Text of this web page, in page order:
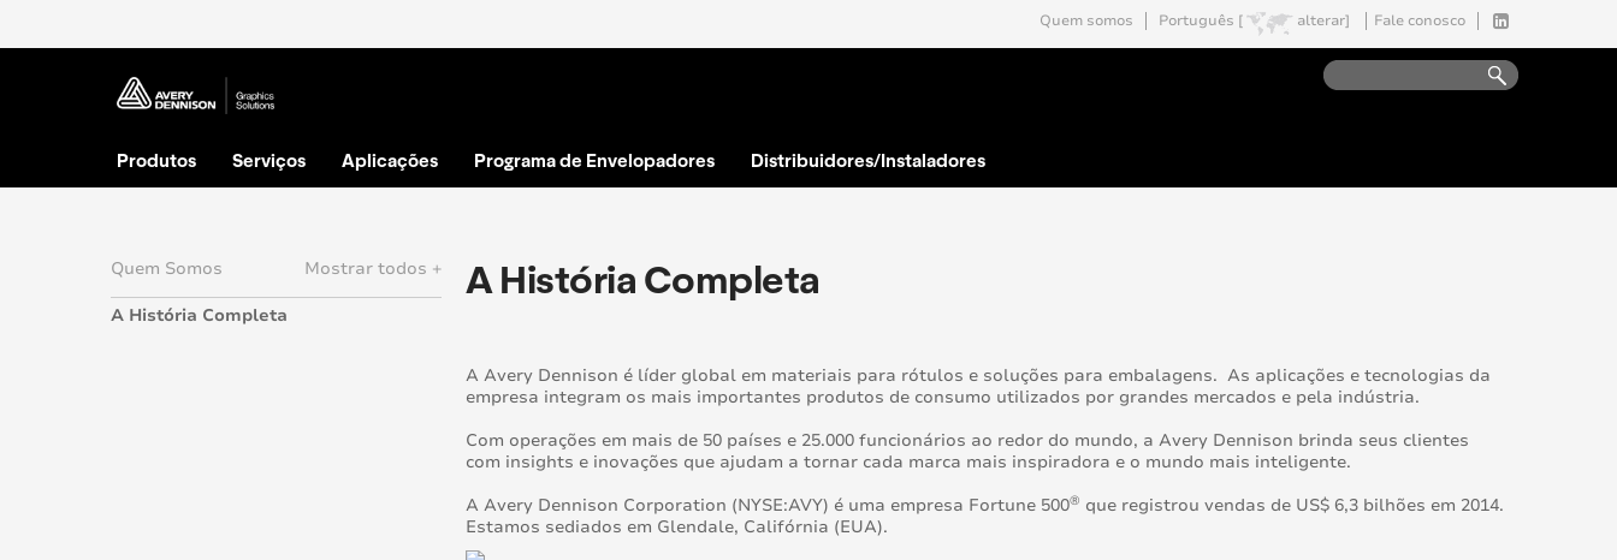
Quem somos Português [ alterar] Fale conosco
Produtos Serviços Aplicações Programa de Envelopadores Distribuidores/Instaladores
A História Completa
A Avery Dennison é líder global em materiais para rótulos e soluções para embalagens. As aplicações e tecnologias da
empresa integram os mais importantes produtos de consumo utilizados por grandes mercados e pela indústria.
Com operações em mais de 50 países e 25.000 funcionários ao redor do mundo, a Avery Dennison brinda seus clientes
com insights e inovações que ajudam a tornar cada marca mais inspiradora e o mundo mais inteligente.
A Avery Dennison Corporation (NYSE:AVY) é uma empresa Fortune 500® que registrou vendas de US$ 6,3 bilhões em 2014.
Estamos sediados em Glendale, Califórnia (EUA).
Mostrar todos +
Quem Somos
A História Completa